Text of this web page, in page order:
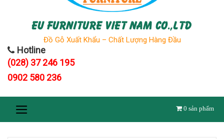
EU FURNITURE VIET NAM CO.,LTD
Đồ Gỗ Xuất Khẩu – Chất Lượng Hàng Đầu
Hotline
(028) 37 246 195
0902 580 236
0 sản phẩm